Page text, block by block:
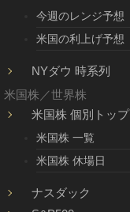
今週のレンジ予想
米国の利上げ予想
NYダウ 時系列
米国株／世界株
米国株 個別トップ
米国株 一覧
米国株 休場日
ナスダック